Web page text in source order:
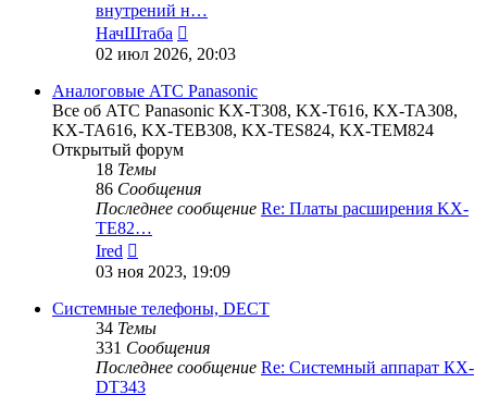
внутрений н…
НачШтаба
последнему
сообщению
02 июл 2026, 20:03
Аналоговые АТС Panasonic
Все об АТС Panasonic KX-T308, KX-T616, KX-TA308,
KX-TA616, KX-TEB308, KX-TES824, KX-TEM824
Открытый форум
18 Темы
86 Сообщения
Последнее сообщение Re: Платы расширения KX-
TE82…
Ired
к
последнему
сообщению
03 ноя 2023, 19:09
Системные телефоны, DECT
34 Темы
331 Сообщения
Последнее сообщение Re: Системный аппарат КХ-
DT343